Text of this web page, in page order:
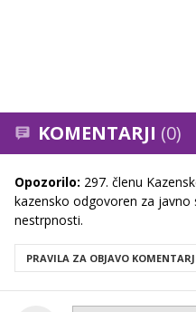
KOMENTARJI (0)
Opozorilo: 297. členu
kazensko odgovoren za
nestrpnosti.
PRAVILA ZA OBJAVO